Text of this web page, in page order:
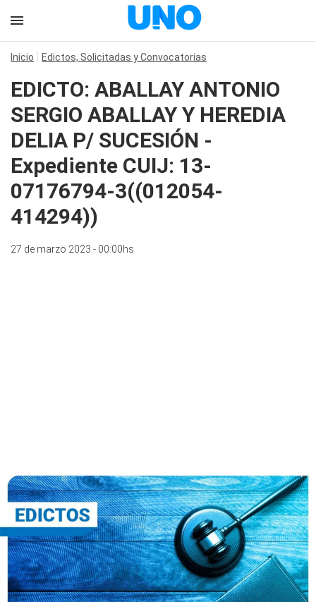
Inicio Edictos, Solicitadas y Convocatorias
EDICTO: ABALLAY ANTONIO
SERGIO ABALLAY Y HEREDIA
DELIA P/ SUCESIÓN -
Expediente CUIJ: 13-
07176794-3((012054-
414294))
27 de marzo 2023 - 00:00hs